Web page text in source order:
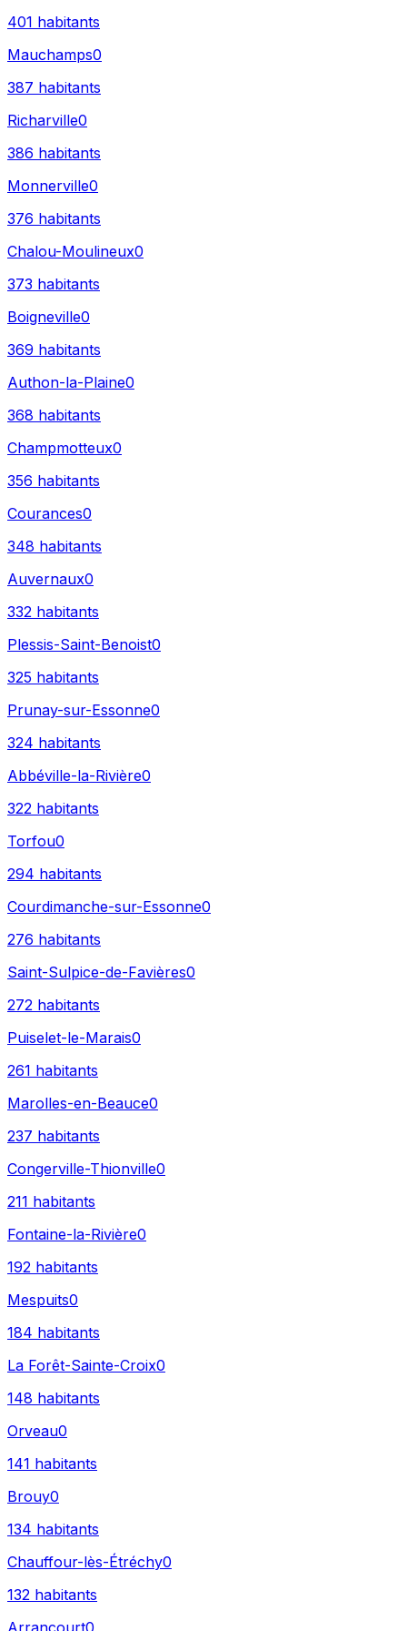
401 habitants
Mauchamps0
387 habitants
Richarville0
386 habitants
Monnerville0
376 habitants
Chalou-Moulineux0
373 habitants
Boigneville0
369 habitants
Authon-la-Plaine0
368 habitants
Champmotteux0
356 habitants
Courances0
348 habitants
Auvernaux0
332 habitants
Plessis-Saint-Benoist0
325 habitants
Prunay-sur-Essonne0
324 habitants
Abbéville-la-Rivière0
322 habitants
Torfou0
294 habitants
Courdimanche-sur-Essonne0
276 habitants
Saint-Sulpice-de-Favières0
272 habitants
Puiselet-le-Marais0
261 habitants
Marolles-en-Beauce0
237 habitants
Congerville-Thionville0
211 habitants
Fontaine-la-Rivière0
192 habitants
Mespuits0
184 habitants
La Forêt-Sainte-Croix0
148 habitants
Orveau0
141 habitants
Brouy0
134 habitants
Chauffour-lès-Étréchy0
132 habitants